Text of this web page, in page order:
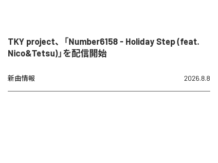
TKY project、「Number6158 - Holiday Step (feat.
Nico&Tetsu)」を配信開始
新曲情報 2026.8.8